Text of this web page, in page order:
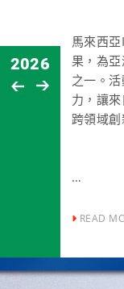
2026 2026
馬來西
果，為
之一。
力，讓
跨領域
與盛會
完整研
READ